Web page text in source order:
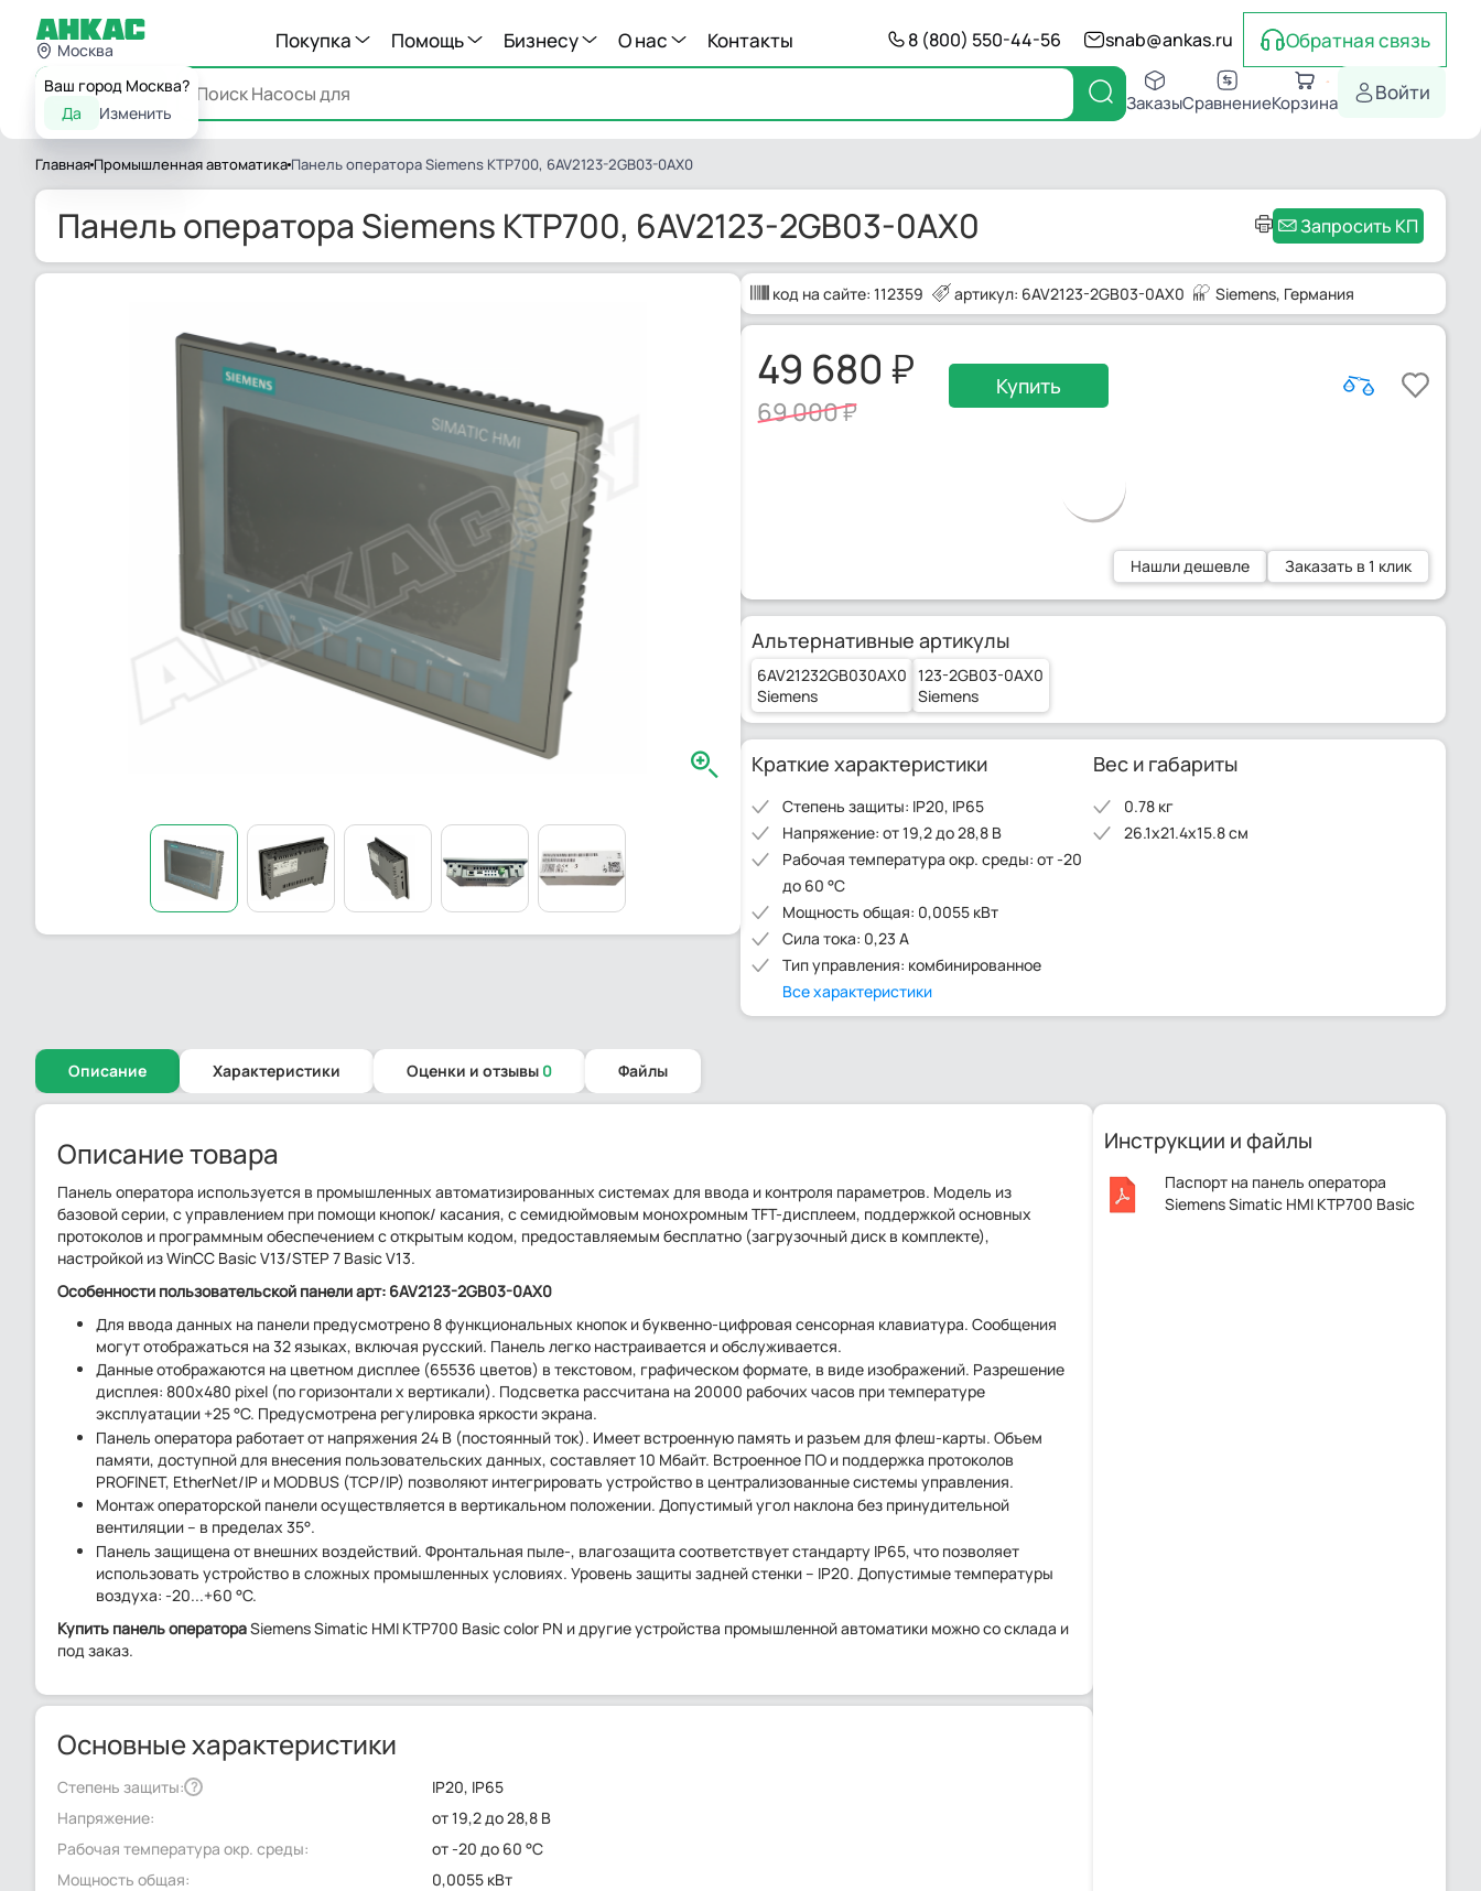
Москва
Ваш город Москва?
Да
Изменить
Покупка Помощь Бизнесу О нас Контакты 8 (800) 550-44-56 snab@ankas.ru Обратная связь
Каталог ЗаказыСравнениеКорзина Войти
Главная Промышленная автоматика Панель оператора Siemens KTP700, 6AV2123-2GB03-0AX0
Панель оператора Siemens KTP700, 6AV2123-2GB03-0AX0 Запросить КП
код на сайте: 112359 артикул: 6AV2123-2GB03-0AX0 Siemens, Германия
49 680
69 000
Купить
Нашли дешевле Заказать в 1 клик
Альтернативные артикулы
6AV21232GB030AX0
Siemens
123-2GB03-0AX0
Siemens
Краткие характеристики
Степень защиты: IP20, IP65
Напряжение: от 19,2 до 28,8 В
Рабочая температура окр. среды: от -20
до 60 °C
Мощность общая: 0,0055 кВт
Сила тока: 0,23 А
Тип управления: комбинированное
Все характеристики
Вес и габариты
0.78 кг
26.1x21.4x15.8 см
Описание Характеристики Оценки и отзывы 0 Файлы
Описание товара
Панель оператора используется в промышленных автоматизированных системах для ввода и контроля параметров. Модель из
базовой серии, с управлением при помощи кнопок/ касания, с семидюймовым монохромным TFT-дисплеем, поддержкой основных
протоколов и программным обеспечением с открытым кодом, предоставляемым бесплатно (загрузочный диск в комплекте),
настройкой из WinCC Basic V13/STEP 7 Basic V13.
Особенности пользовательской панели арт: 6AV2123-2GB03-0AX0
Для ввода данных на панели предусмотрено 8 функциональных кнопок и буквенно-цифровая сенсорная клавиатура. Сообщения
могут отображаться на 32 языках, включая русский. Панель легко настраивается и обслуживается.
Данные отображаются на цветном дисплее (65536 цветов) в текстовом, графическом формате, в виде изображений. Разрешение
дисплея: 800x480 pixel (по горизонтали х вертикали). Подсветка рассчитана на 20000 рабочих часов при температуре
эксплуатации +25 °C. Предусмотрена регулировка яркости экрана.
Панель оператора работает от напряжения 24 В (постоянный ток). Имеет встроенную память и разъем для флеш-карты. Объем
памяти, доступной для внесения пользовательских данных, составляет 10 Мбайт. Встроенное ПО и поддержка протоколов
PROFINET, EtherNet/IP и MODBUS (TCP/IP) позволяют интегрировать устройство в централизованные системы управления.
Монтаж операторской панели осуществляется в вертикальном положении. Допустимый угол наклона без принудительной
вентиляции – в пределах 35°.
Панель защищена от внешних воздействий. Фронтальная пыле-, влагозащита соответствует стандарту IP65, что позволяет
использовать устройство в сложных промышленных условиях. Уровень защиты задней стенки – IP20. Допустимые температуры
воздуха: -20...+60 °C.
Купить панель оператораSiemens Simatic HMI KTP700 Basic color PN и другие устройства промышленной автоматики можно со склада и
под заказ.
Основные характеристики
Степень защиты: ?
IP20, IP65
Напряжение:
от 19,2 до 28,8 В
Рабочая температура окр. среды:
от -20 до 60 °C
Мощность общая:
0,0055 кВт
Инструкции и файлы
Паспорт на панель оператора
Siemens Simatic HMI KTP700 Basic